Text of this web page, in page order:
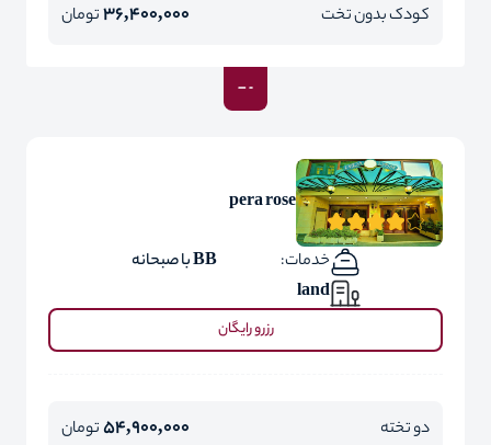
کودک بدون تخت 36,400,000تومان
pera rose
خدمات:
BB با صبحانه
land
رزرو رایگان
دو تخته 54,900,000تومان